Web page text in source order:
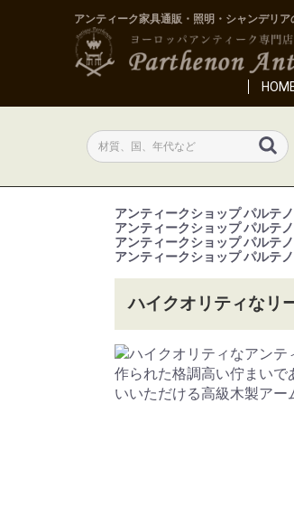
アンティーク家具通販・照明・シャンデリア
アンティークショップ パルテ
アンティークショップ パルテ
アンティークショップ パルテ
アンティークショップ パルテ
ハイクオリティなリ